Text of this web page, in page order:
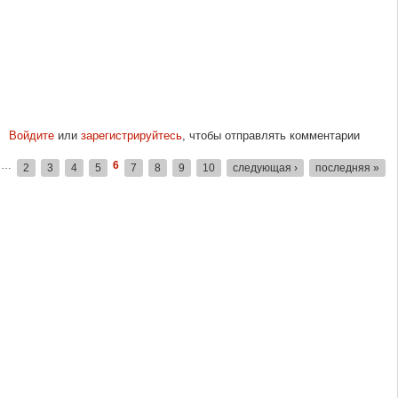
Войдитеили зарегистрируйтесь, чтобы отправлять комментарии
… 2 3 4 5 6 7 8 9 10 следующая › последняя »